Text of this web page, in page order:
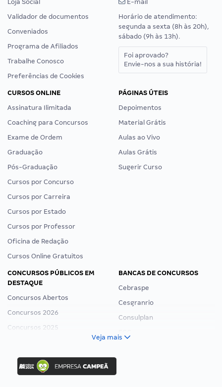
Loja Social
Validador de documentos
Conveniados
Programa de Afiliados
Trabalhe Conosco
Preferências de Cookies
E-mail
Horário de atendimento:
segunda a sexta (8h às 20h),
sábado (9h às 13h).
Foi aprovado?
Envie-nos a sua história!
CURSOS ONLINE
Assinatura Ilimitada
Coaching para Concursos
Exame de Ordem
Graduação
Pós-Graduação
Cursos por Concurso
Cursos por Carreira
Cursos por Estado
Cursos por Professor
Oficina de Redação
Cursos Online Gratuitos
PÁGINAS ÚTEIS
Depoimentos
Material Grátis
Aulas ao Vivo
Aulas Grátis
Sugerir Curso
CONCURSOS PÚBLICOS EM
DESTAQUE
Concursos Abertos
Concursos 2026
Concursos 2025
Concurso Ibama
Concurso MPU
BANCAS DE CONCURSOS
Cebraspe
Cesgranrio
Consulplan
Veja mais